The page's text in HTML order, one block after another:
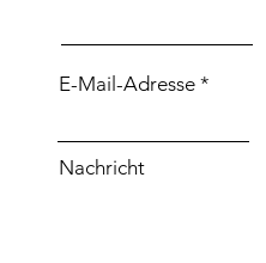
E-Mail-Adresse
Nachricht